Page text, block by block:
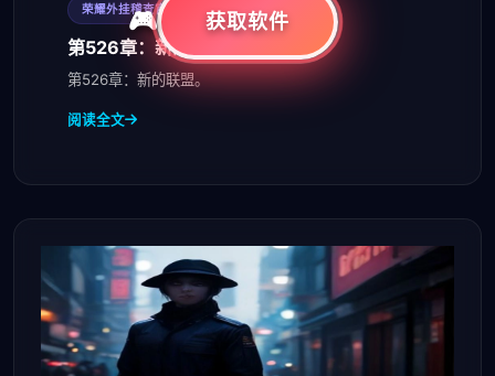
荣耀外挂稽查官 2026-08-08
第526章：新的联盟
第526章：新的联盟。
阅读全文
获取软件